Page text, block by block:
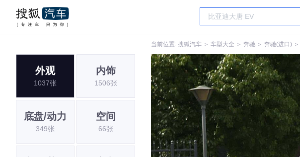
当前位置: 搜狐汽车 ＞ 车型大全 ＞ 奔驰 ＞ 奔驰(进口) ＞
外观
1037张
内饰
1506张
底盘/动力
349张
空间
66张